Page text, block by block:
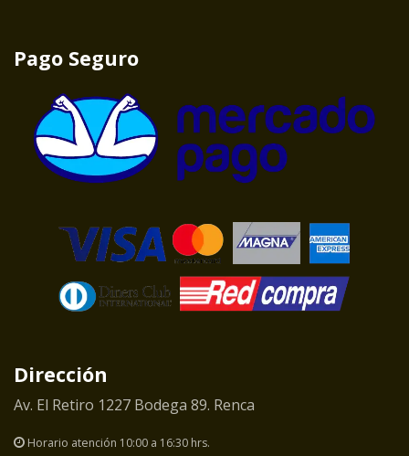
Pago Seguro
Dirección
Av. El Retiro 1227 Bodega 89. Renca
Horario atención 10:00 a 16:30 hrs.